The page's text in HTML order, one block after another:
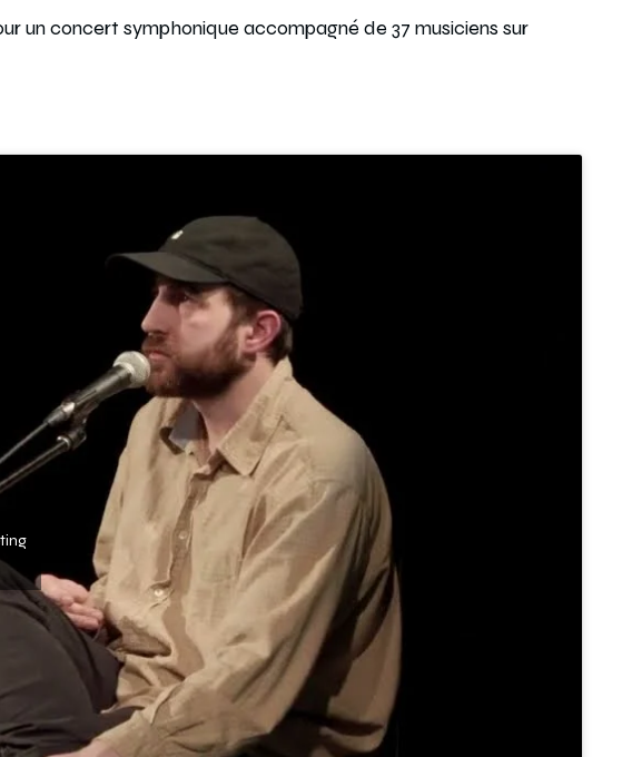
un concert symphonique accompagné de 37 musiciens sur